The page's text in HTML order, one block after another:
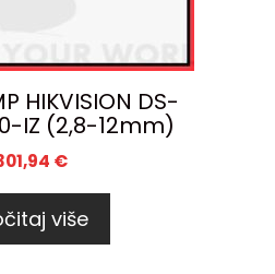
HIKVISION DS-
IZ (2,8-12mm)
€
više